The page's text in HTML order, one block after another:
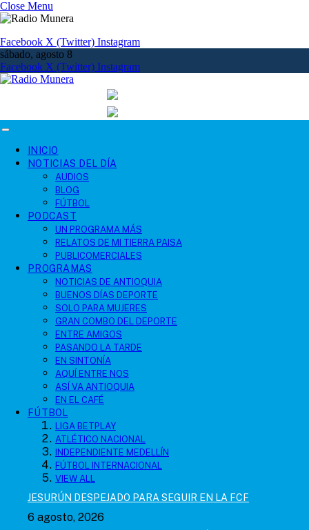
Close Menu
Facebook X (Twitter) Instagram
sábado, agosto 8
Facebook X (Twitter) Instagram
INICIO
NOTICIAS DEL DÍA
AUDIOS
BLOG
FÚTBOL
PODCAST
UN PROGRAMA MÁS
RELATOS DE MI TIERRA PAISA
PUBLICOMERCIALES
PROGRAMAS
NOTICIAS DE ANTIOQUIA
BUENOS DÍAS DEPORTE
SOLO PARA MUJERES
GRAN COMBO DEL DEPORTE
ENTRE AMIGOS
PASANDO LA TARDE
EN SINTONÍA
AQUÍ ENTRE NOS
ASÍ VA ANTIOQUIA
EN EL CAFÉ
FÚTBOL
LIGA BETPLAY
ATLÉTICO NACIONAL
INDEPENDIENTE MEDELLÍN
FÚTBOL INTERNACIONAL
VIEW ALL
JESURÚN DESPEJADO PARA SEGUIR EN LA FCF
6 agosto, 2026